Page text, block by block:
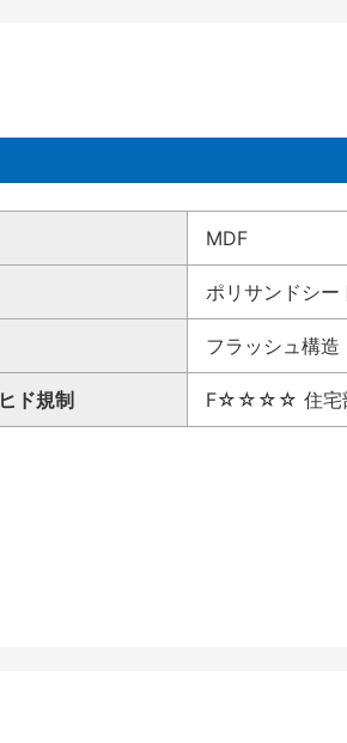
MDF
ポリサンドシー
フラッシュ構造
ド規制 F☆☆☆☆ 住宅部